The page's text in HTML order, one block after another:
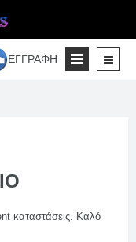
ΕΓΓΡΑΦΉ
καταστάσεις. Καλό